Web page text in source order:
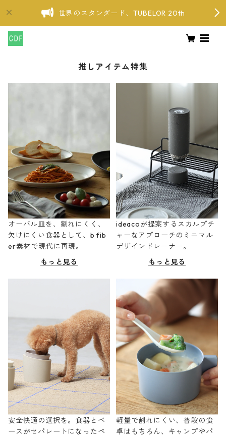
世界のスタンダード、TUBELOR 20th
推しアイテム特集
オーバル皿を、割れにくく、
欠けにくい食器として、b fib
er素材で現代に再現。
もっと見る
ideacoが提案するスカルプチ
ャーなアプローチのミニマル
デザインドレーナー。
もっと見る
安全快適の選択を。食器とベ
ースがセパレートになったペ
軽量で割れにくい、普段の食
卓はもちろん、キャンプやパ